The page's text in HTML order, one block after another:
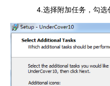
4.选择附加任务，勾选